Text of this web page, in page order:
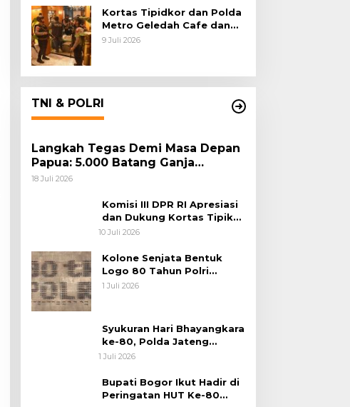
Kortas Tipidkor dan Polda
Metro Geledah Cafe dan
Money Changer
9 Juli 2026
TNI & POLRI
Langkah Tegas Demi Masa Depan
Papua: 5.000 Batang Ganja
Berhasil Diungkap Koops TNI
18 Juli 2026
Komisi III DPR RI Apresiasi
dan Dukung Kortas Tipikor
Polri Usut Dugaan Korupsi
10 Juli 2026
Kolone Senjata Bentuk
Logo 80 Tahun Polri
Warnai Upacara Hari
1 Juli 2026
Syukuran Hari Bhayangkara
ke-80, Polda Jateng
Teguhkan Semangat
Kebersamaan
1 Juli 2026
Bupati Bogor Ikut Hadir di
Peringatan HUT Ke-80